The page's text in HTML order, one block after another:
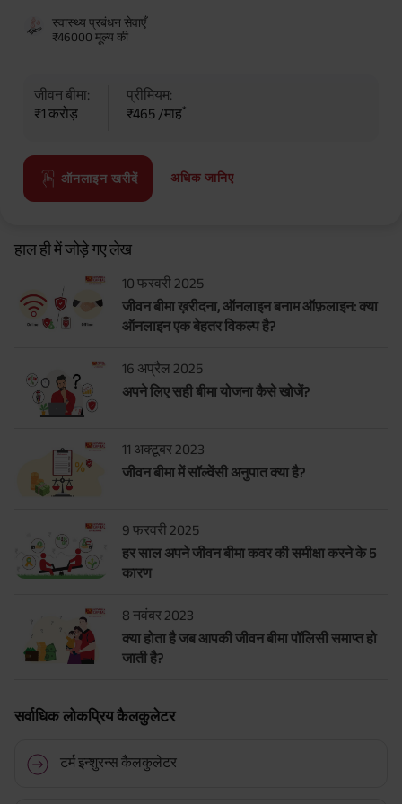
benefit option -Long Term Income, Sum Assured 7 times of Annualized
Premium and Deferment Period 0 years. Annualized Premium is ₹1,00,000
स्वास्थ्य प्रबंधन सेवाएँ
₹46000 मूल्य की
जीवन बीमा:
₹1 करोड़
प्रीमियम:
₹465 /माह*
ऑनलाइन खरीदें अधिक जानिए
हाल ही में जोड़े गए लेख
10 फरवरी 2025
जीवन बीमा ख़रीदना, ऑनलाइन बनाम ऑफ़लाइन: क्या
ऑनलाइन एक बेहतर विकल्प है?
16 अप्रैल 2025
अपने लिए सही बीमा योजना कैसे खोजें?
11 अक्टूबर 2023
जीवन बीमा में सॉल्वेंसी अनुपात क्या है?
9 फरवरी 2025
हर साल अपने जीवन बीमा कवर की समीक्षा करने के 5
कारण
8 नवंबर 2023
क्या होता है जब आपकी जीवन बीमा पॉलिसी समाप्त हो
जाती है?
सर्वाधिक लोकप्रिय कैलकुलेटर
टर्म इन्शुरन्स कैलकुलेटर